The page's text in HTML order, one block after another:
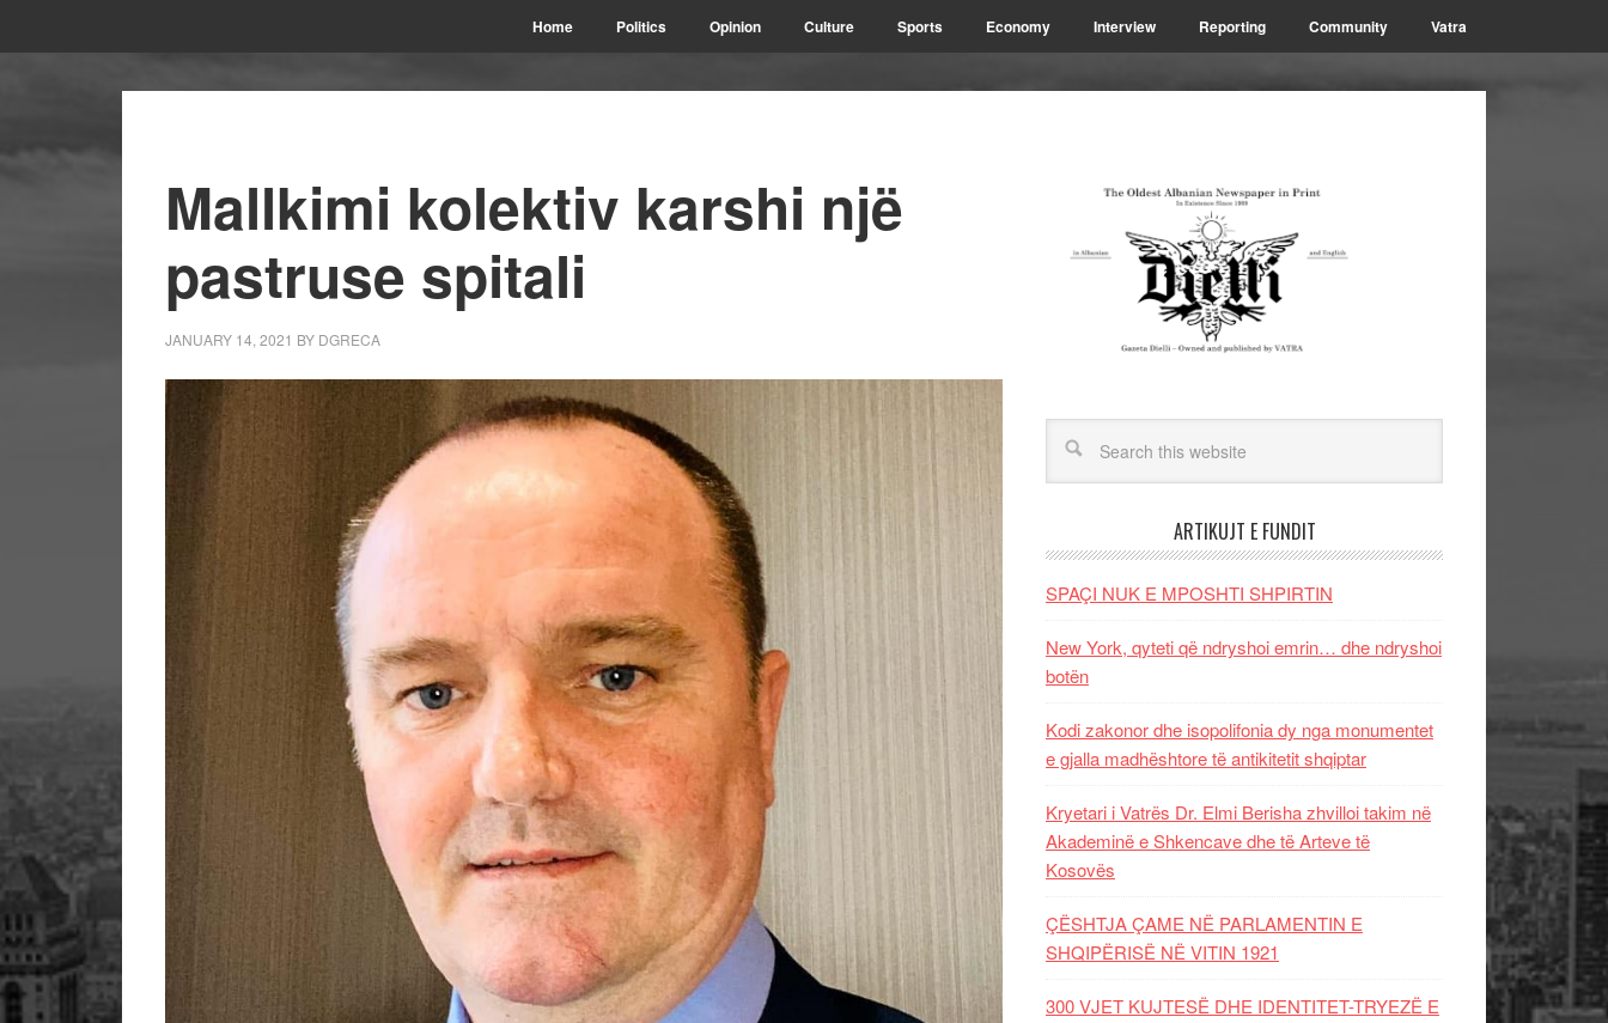
Home Politics Opinion Culture Sports Economy Interview Reporting Community Vatra
Mallkimi kolektiv karshi një
pastruse spitali
JANUARY 14, 2021 BY DGRECA
ARTIKUJT E FUNDIT
SPAÇI NUK E MPOSHTI SHPIRTIN
New York, qyteti që ndryshoi emrin… dhe ndryshoi
botën
Kodi zakonor dhe isopolifonia dy nga monumentet
e gjalla madhështore të antikitetit shqiptar
Kryetari i Vatrës Dr. Elmi Berisha zhvilloi takim në
Akademinë e Shkencave dhe të Arteve të
Kosovës
ÇËSHTJA ÇAME NË PARLAMENTIN E
SHQIPËRISË NË VITIN 1921
300 VJET KUJTESË DHE IDENTITET-TRYEZË E